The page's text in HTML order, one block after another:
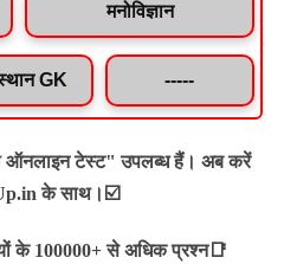
मनोविज्ञान
GK -----
ऑनलाइन टेस्ट" उपलब्ध हैं। अब करें
के साथ।☑️
के 100000+ से अधिक प्रश्न📑